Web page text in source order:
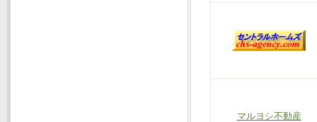
マルヨシ不動産